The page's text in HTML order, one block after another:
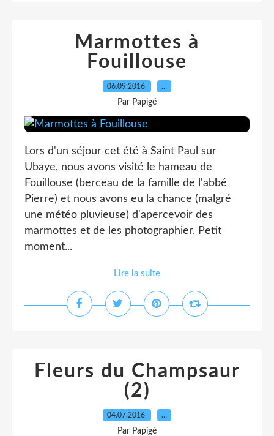
Marmottes à
Fouillouse
06.09.2016 …
Par Papigé
Lors d'un séjour cet été à Saint Paul sur
Ubaye, nous avons visité le hameau de
Fouillouse (berceau de la famille de l'abbé
Pierre) et nous avons eu la chance (malgré
une météo pluvieuse) d'apercevoir des
marmottes et de les photographier. Petit
moment...
Lire la suite
Fleurs du Champsaur
(2)
04.07.2016 …
Par Papigé